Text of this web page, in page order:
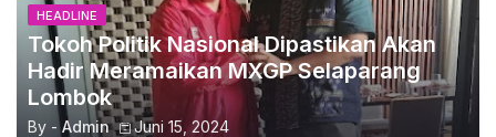
HEADLINE
Tokoh Politik Nasional Dipastikan Akan
Hadir Meramaikan MXGP Selaparang
Lombok
By - Admin Juni 15, 2024